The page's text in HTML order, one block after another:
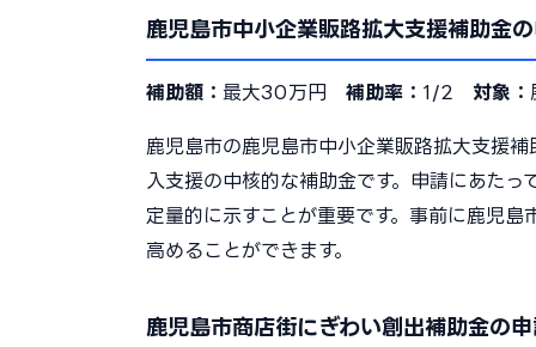
鹿児島市中小企業販路拡大支援補助金
補助額： 最大30万円 補助率： 1/2 対象：
鹿児島市の鹿児島市中小企業販路拡大支援
入支援の中核的な補助金です。申請にあた
定量的に示すことが重要です。事前に鹿児
高めることができます。
鹿児島市商店街にぎわい創出補助金の